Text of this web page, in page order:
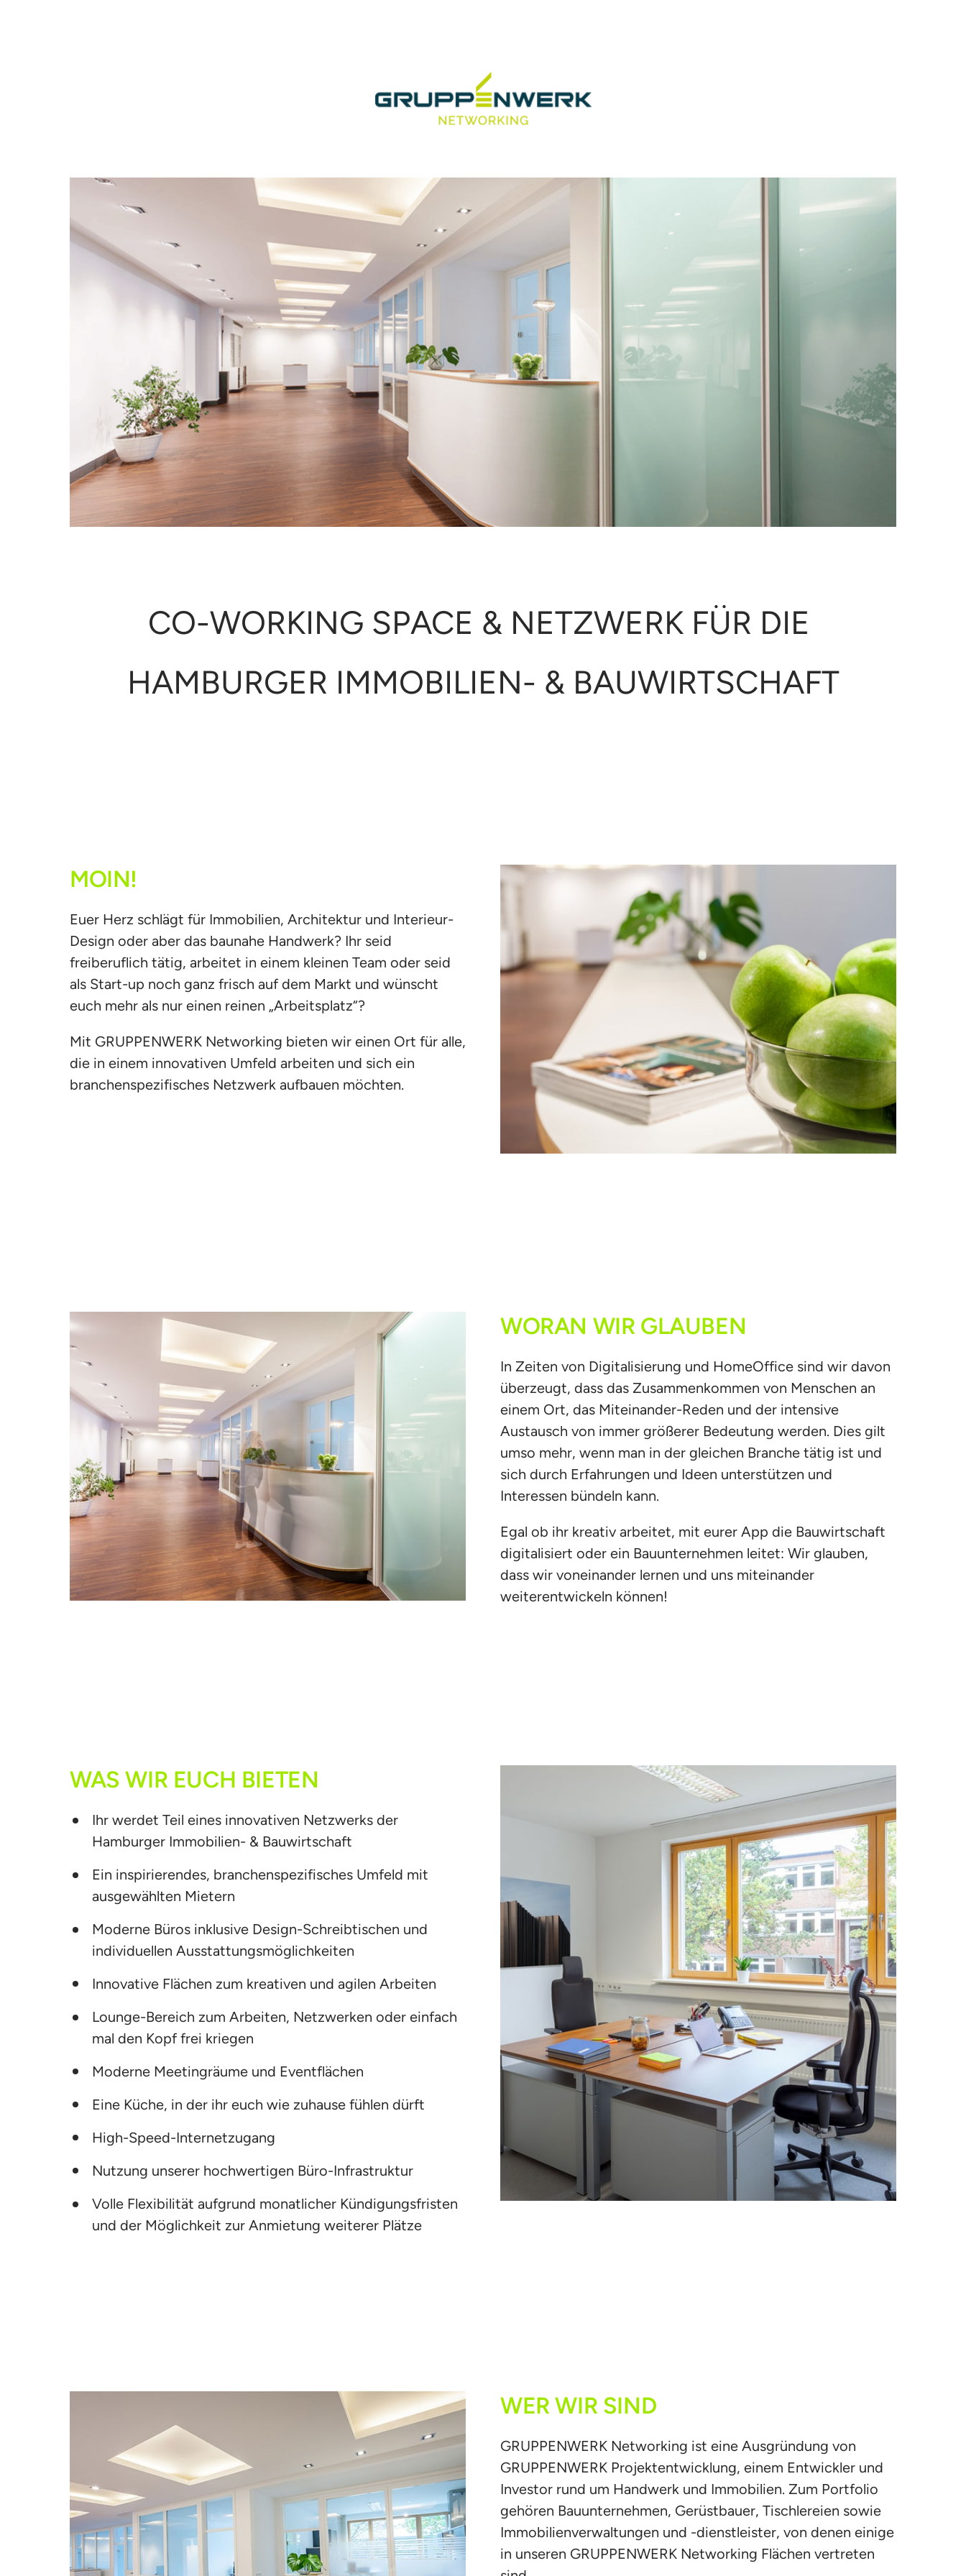
CO-WORKING SPACE & NETZWERK FÜR DIE
HAMBURGER IMMOBILIEN- & BAUWIRTSCHAFT
MOIN!
Euer Herz schlägt für Immobilien, Architektur und Interieur-
Design oder aber das baunahe Handwerk? Ihr seid
freiberuflich tätig, arbeitet in einem kleinen Team oder seid
als Start-up noch ganz frisch auf dem Markt und wünscht
euch mehr als nur einen reinen „Arbeitsplatz“?
Mit GRUPPENWERK Networking bieten wir einen Ort für alle,
die in einem innovativen Umfeld arbeiten und sich ein
branchenspezifisches Netzwerk aufbauen möchten.
WORAN WIR GLAUBEN
In Zeiten von Digitalisierung und HomeOffice sind wir davon
überzeugt, dass das Zusammenkommen von Menschen an
einem Ort, das Miteinander-Reden und der intensive
Austausch von immer größerer Bedeutung werden. Dies gilt
umso mehr, wenn man in der gleichen Branche tätig ist und
sich durch Erfahrungen und Ideen unterstützen und
Interessen bündeln kann.
Egal ob ihr kreativ arbeitet, mit eurer App die Bauwirtschaft
digitalisiert oder ein Bauunternehmen leitet: Wir glauben,
dass wir voneinander lernen und uns miteinander
weiterentwickeln können!
WAS WIR EUCH BIETEN
Ihr werdet Teil eines innovativen Netzwerks der
Hamburger Immobilien- & Bauwirtschaft
Ein inspirierendes, branchenspezifisches Umfeld mit
ausgewählten Mietern
Moderne Büros inklusive Design-Schreibtischen und
individuellen Ausstattungsmöglichkeiten
Innovative Flächen zum kreativen und agilen Arbeiten
Lounge-Bereich zum Arbeiten, Netzwerken oder einfach
mal den Kopf frei kriegen
Moderne Meetingräume und Eventflächen
Eine Küche, in der ihr euch wie zuhause fühlen dürft
High-Speed-Internetzugang
Nutzung unserer hochwertigen Büro-Infrastruktur
Volle Flexibilität aufgrund monatlicher Kündigungsfristen
und der Möglichkeit zur Anmietung weiterer Plätze
WER WIR SIND
GRUPPENWERK Networking ist eine Ausgründung von
GRUPPENWERK Projektentwicklung, einem Entwickler und
Investor rund um Handwerk und Immobilien. Zum Portfolio
gehören Bauunternehmen, Gerüstbauer, Tischlereien sowie
Immobilienverwaltungen und -dienstleister, von denen einige
in unseren GRUPPENWERK Networking Flächen vertreten